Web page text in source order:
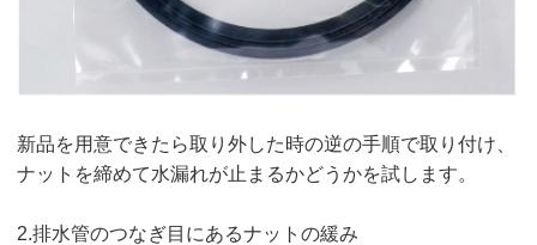
新品を用意できたら取り外した時の逆の手順で取り付け、
ナットを締めて水漏れが止まるかどうかを試します。
2.排水管のつなぎ目にあるナットの緩み